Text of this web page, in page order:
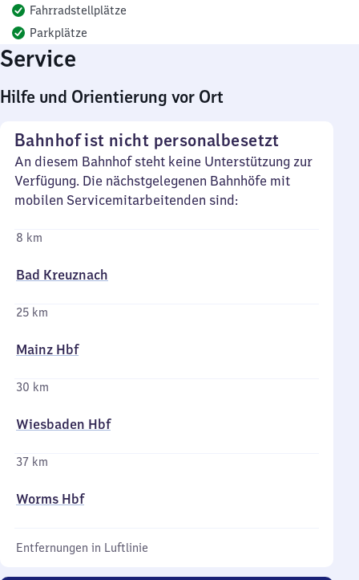
Fahrradstellplätze
Parkplätze
Service
Hilfe und Orientierung vor Ort
Bahnhof ist nicht personalbesetzt
An diesem Bahnhof steht keine Unterstützung zur
Verfügung. Die nächstgelegenen Bahnhöfe mit
mobilen Servicemitarbeitenden sind:
8 km
Bad Kreuznach
25 km
Mainz Hbf
30 km
Wiesbaden Hbf
37 km
Worms Hbf
Entfernungen in Luftlinie